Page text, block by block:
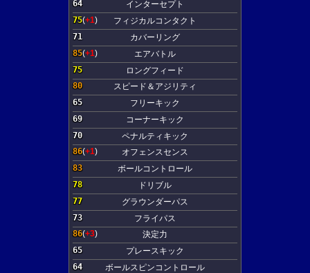
64
インターセプト
75(+1)
フィジカルコンタクト
71
カバーリング
85(+1)
エアバトル
75
ロングフィード
80
スピード＆アジリティ
65
フリーキック
69
コーナーキック
70
ペナルティキック
86(+1)
オフェンスセンス
83
ボールコントロール
78
ドリブル
77
グラウンダーパス
73
フライパス
86(+3)
決定力
65
プレースキック
64
ボールスピンコントロール